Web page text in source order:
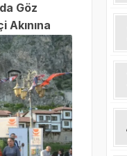
Göz
Akınına